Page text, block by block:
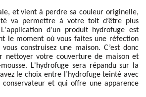
et vient à perdre sa couleur originelle,
va permettre à votre toit d’être plus
d'un produit hydrofuge est
le moment où vous faites une réfection
construisez une maison. C’est donc
nettoyer votre couverture de maison et
L'hydrofuge sera répandu sur la
le choix entre l’hydrofuge teinté avec
et qui offre une apparence